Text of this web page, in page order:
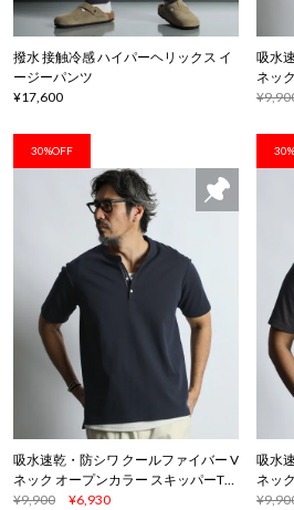
撥水 接触冷感 ハイパーヘリックス イ
ージーパンツ
¥17,600
吸水
ネッ
ャツ
30%OFF
吸水速乾・防シワ クールファイバー V
ネック オープンカラー スキッパーTシ
ャツ
¥9,900 ¥6,930
吸水
ネッ
ャツ